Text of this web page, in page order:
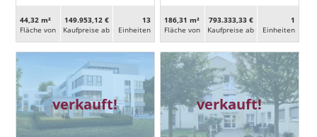
44,32 m²
Fläche von
149.953,12 €
Kaufpreise ab
13
Ein­heiten
186,31 m²
Fläche von
793.333,33 €
Kaufpreise ab
1
Ein­heiten
verkauft! verkauft!